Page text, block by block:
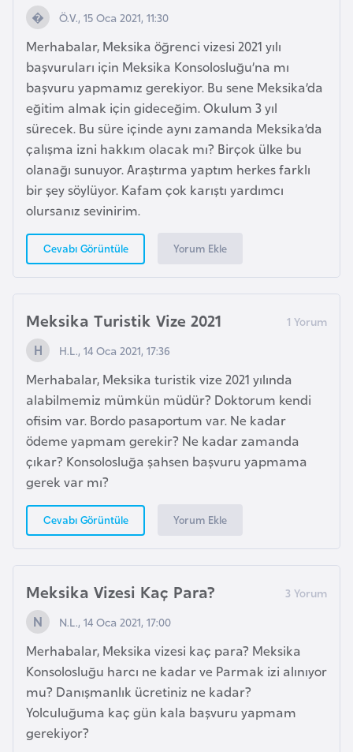
Ö.V., 15 Oca 2021, 11:30
Merhabalar, Meksika öğrenci vizesi 2021 yılı
başvuruları için Meksika Konsolosluğu’na mı
başvuru yapmamız gerekiyor. Bu sene Meksika’da
eğitim almak için gideceğim. Okulum 3 yıl
sürecek. Bu süre içinde aynı zamanda Meksika’da
çalışma izni hakkım olacak mı? Birçok ülke bu
olanağı sunuyor. Araştırma yaptım herkes farklı
bir şey söylüyor. Kafam çok karıştı yardımcı
olursanız sevinirim.
Cevabı Görüntüle Yorum Ekle
Meksika Turistik Vize 2021
H.L., 14 Oca 2021, 17:36
Merhabalar, Meksika turistik vize 2021 yılında
alabilmemiz mümkün müdür? Doktorum kendi
ofisim var. Bordo pasaportum var. Ne kadar
ödeme yapmam gerekir? Ne kadar zamanda
çıkar? Konsolosluğa şahsen başvuru yapmama
gerek var mı?
Cevabı Görüntüle Yorum Ekle
Meksika Vizesi Kaç Para?
N.L., 14 Oca 2021, 17:00
Merhabalar, Meksika vizesi kaç para? Meksika
Konsolosluğu harcı ne kadar ve Parmak izi alınıyor
mu? Danışmanlık ücretiniz ne kadar?
Yolculuğuma kaç gün kala başvuru yapmam
gerekiyor?
İ
s
p
a
n
y
a
İ
s
r
a
i
l
İ
s
v
e
ç
İ
s
ç
r
İ
t
a
l
y
a